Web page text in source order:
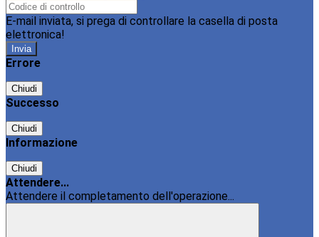
E-mail inviata, si prega di controllare la casella di posta
elettronica!
Errore
Chiudi
Successo
Chiudi
Informazione
Chiudi
Attendere...
Attendere il completamento dell'operazione...